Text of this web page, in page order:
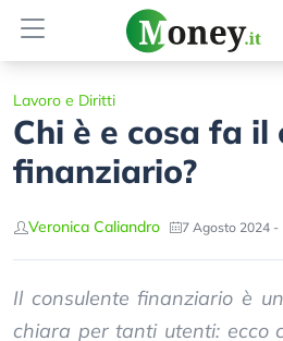
Lavoro e Diritti
Chi è e cosa fa il
finanziario?
Veronica Caliandro 7 Agosto 2024 -
Il consulente finanziario è
chiara per tanti utenti: ecco